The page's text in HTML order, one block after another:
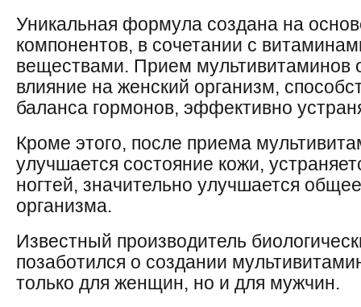
Уникальная формула создана на
компонентов, в сочетании с
веществами. Прием мультивитаминов
влияние на женский организм,
баланса гормонов, эффективно
Кроме этого, после приема
улучшается состояние кожи,
ногтей, значительно улучшается
организма.
Известный производитель
позаботился о создании
только для женщин, но и для мужчин.